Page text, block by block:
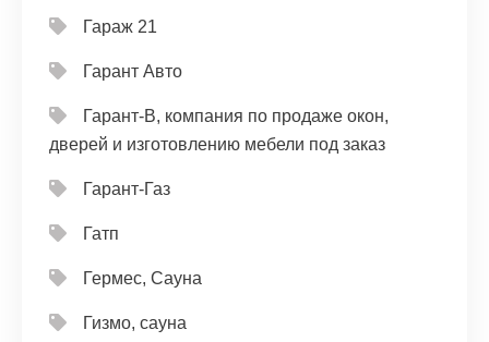
Гараж 21
Гарант Авто
Гарант-В, компания по продаже окон,
дверей и изготовлению мебели под заказ
Гарант-Газ
Гатп
Гермес, Сауна
Гизмо, сауна